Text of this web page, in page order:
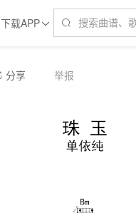
下载APP
分享 举报